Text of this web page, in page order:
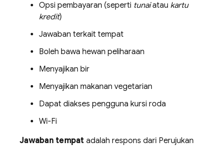
Opsi pembayaran (seperti tunaiatau kartu
kredit)
Jawaban terkait tempat
Boleh bawa hewan peliharaan
Menyajikan bir
Menyajikan makanan vegetarian
Dapat diakses pengguna kursi roda
Wi-Fi
Jawaban tempat adalah respons dari Perujukan